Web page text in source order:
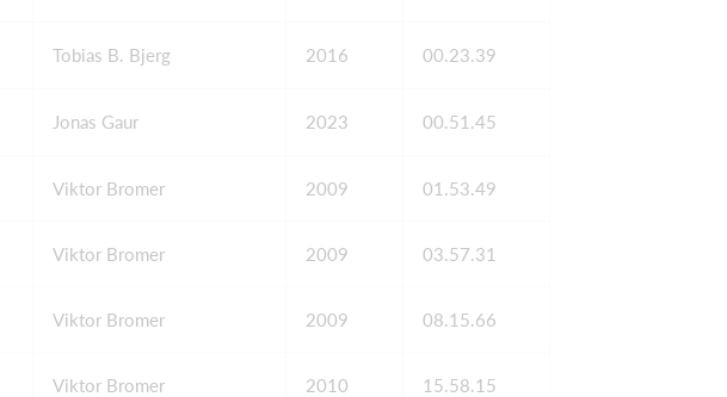
Tobias B. Bjerg 2016 00.23.39
Jonas Gaur 2023 00.51.45
Viktor Bromer 2009 01.53.49
Viktor Bromer 2009 03.57.31
Viktor Bromer 2009 08.15.66
Viktor Bromer 2010 15.58.15